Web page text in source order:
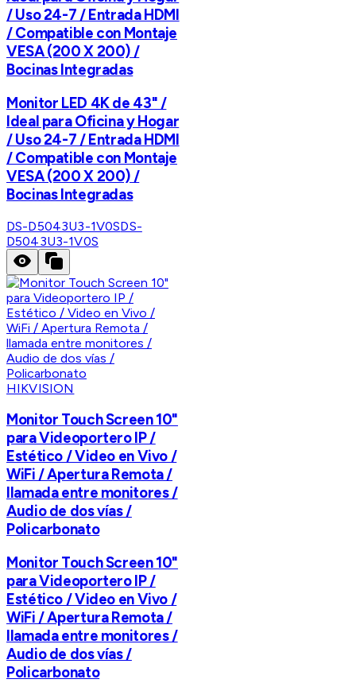
/ Uso 24-7 / Entrada HDMI
/ Compatible con Montaje
VESA (200 X 200) /
Bocinas Integradas
Monitor LED 4K de 43" /
Ideal para Oficina y Hogar
/ Uso 24-7 / Entrada HDMI
/ Compatible con Montaje
VESA (200 X 200) /
Bocinas Integradas
DS-D5043U3-1V0SDS-
D5043U3-1V0S
HIKVISION
Monitor Touch Screen 10"
para Videoportero IP /
Estético / Video en Vivo /
WiFi / Apertura Remota /
llamada entre monitores /
Audio de dos vías /
Policarbonato
Monitor Touch Screen 10"
para Videoportero IP /
Estético / Video en Vivo /
WiFi / Apertura Remota /
llamada entre monitores /
Audio de dos vías /
Policarbonato